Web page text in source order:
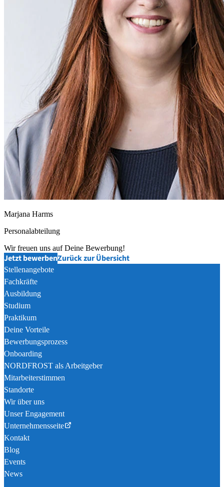
Marjana Harms
Personalabteilung
Wir freuen uns auf Deine Bewerbung!
Jetzt bewerbenZurück zur Übersicht
Stellenangebote
Fachkräfte
Ausbildung
Studium
Praktikum
Deine Vorteile
Bewerbungsprozess
Onboarding
NORDFROST als Arbeitgeber
Mitarbeiterstimmen
Standorte
Wir über uns
Unser Engagement
Unternehmensseite
Kontakt
Blog
Events
News